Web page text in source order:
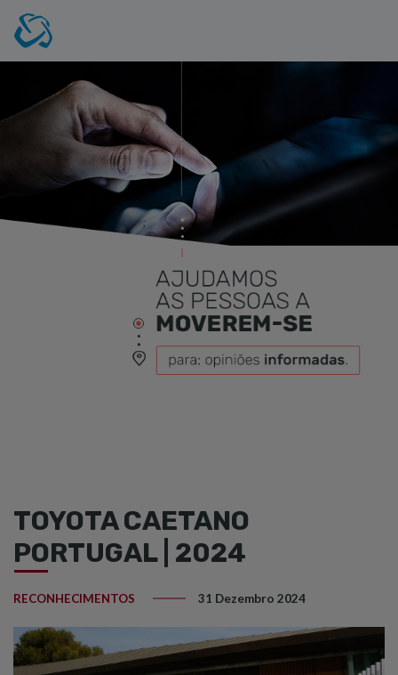
TOYOTA CAETANO
PORTUGAL | 2024
RECONHECIMENTOS 31 Dezembro 2024